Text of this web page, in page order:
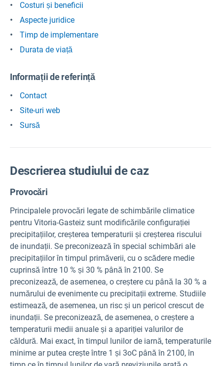
Costuri și beneficii
Aspecte juridice
Timp de implementare
Durata de viață
Informații de referință
Contact
Site-uri web
Sursă
Descrierea studiului de caz
Provocări
Principalele provocări legate de schimbările climatice
pentru Vitoria-Gasteiz sunt modificările configurației
precipitațiilor, creșterea temperaturii și creșterea riscului
de inundații. Se preconizează în special schimbări ale
precipitațiilor în timpul primăverii, cu o scădere medie
cuprinsă între 10 % și 30 % până în 2100. Se
preconizează, de asemenea, o creștere cu până la 30 % a
numărului de evenimente cu precipitații extreme. Studiile
estimează, de asemenea, un risc și un pericol crescut de
inundații. Se preconizează, de asemenea, o creștere a
temperaturii medii anuale și a apariției valurilor de
căldură. Mai exact, în timpul lunilor de iarnă, temperaturile
minime ar putea crește între 1 și 3oC până în 2100, în